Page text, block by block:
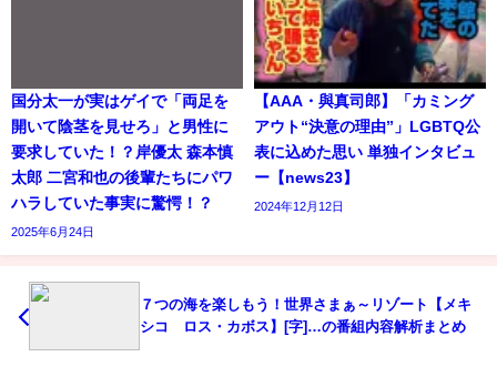
国分太一が実はゲイで「両足を
開いて陰茎を見せろ」と男性に
要求していた！？岸優太 森本慎
太郎 二宮和也の後輩たちにパワ
ハラしていた事実に驚愕！？
2025年6月24日
【AAA・與真司郎】「カミング
アウト“決意の理由”」LGBTQ公
表に込めた思い 単独インタビュ
ー【news23】
2024年12月12日
７つの海を楽しもう！世界さまぁ～リゾート【メキ
シコ ロス・カボス】[字]…の番組内容解析まとめ